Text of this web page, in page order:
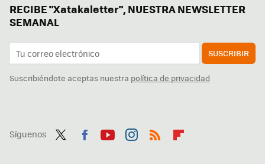
RECIBE "Xatakaletter", NUESTRA NEWSLETTER
SEMANAL
SUSCRIBIR
Suscribiéndote aceptas nuestra política de privacidad
Síguenos